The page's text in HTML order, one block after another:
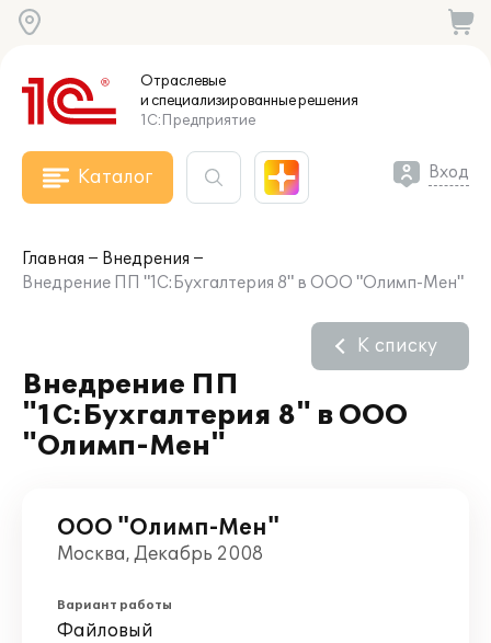
Отраслевые
и специализированныерешения
1С:Предприятие
Каталог Вход
Главная
Внедрения
Внедрение ПП "1С:Бухгалтерия 8" в ООО "Олимп-Мен"
Внедрение ПП
"1С:Бухгалтерия 8" в ООО
"Олимп-Мен"
К списку
ООО "Олимп-Мен"
Москва, Декабрь 2008
Вариант работы
Файловый